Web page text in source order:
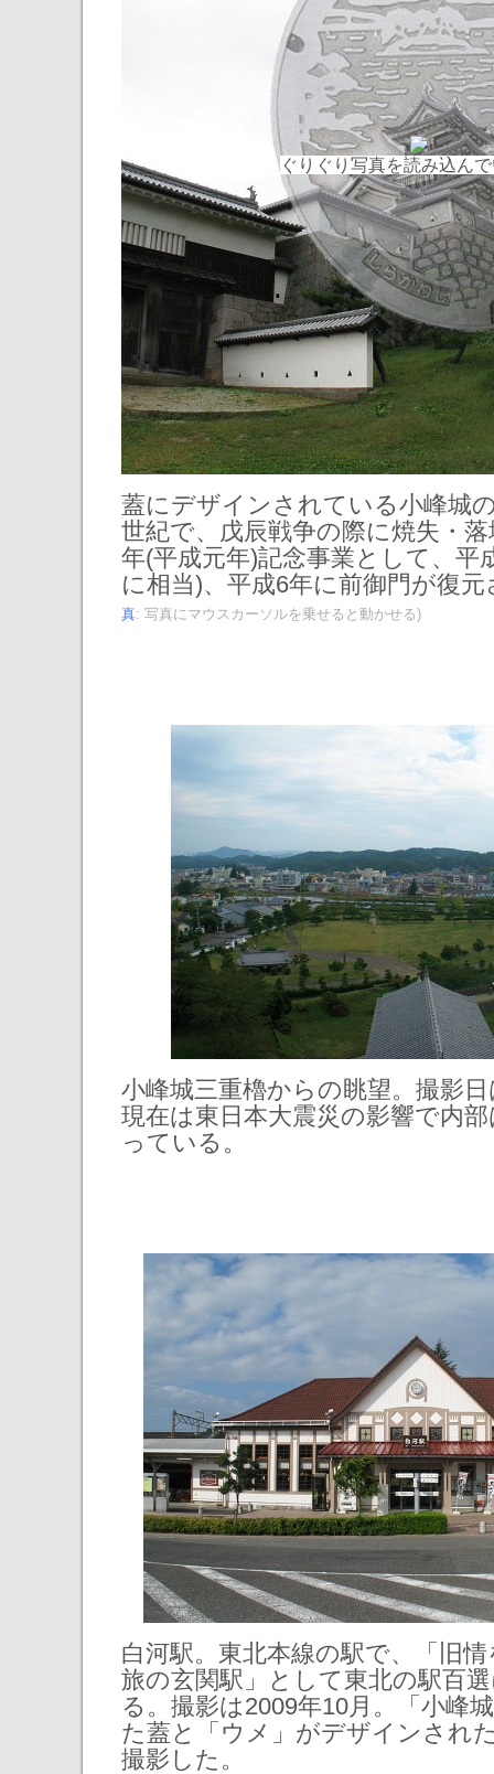
ぐりぐり写真を読み込ん
蓋にデザインされている小峰城
世紀で、戊辰戦争の際に焼失・
年(平成元年)記念事業として、平
に相当)、平成6年に前御門が復
真: 写真にマウスカーソルを乗せると動かせる)
小峰城三重櫓からの眺望。撮影
現在は東日本大震災の影響で内
っている。
白河駅。東北本線の駅で、「旧
旅の玄関駅」として東北の駅百
る。撮影は2009年10月。「小峰
た蓋と「ウメ」がデザインされ
撮影した。